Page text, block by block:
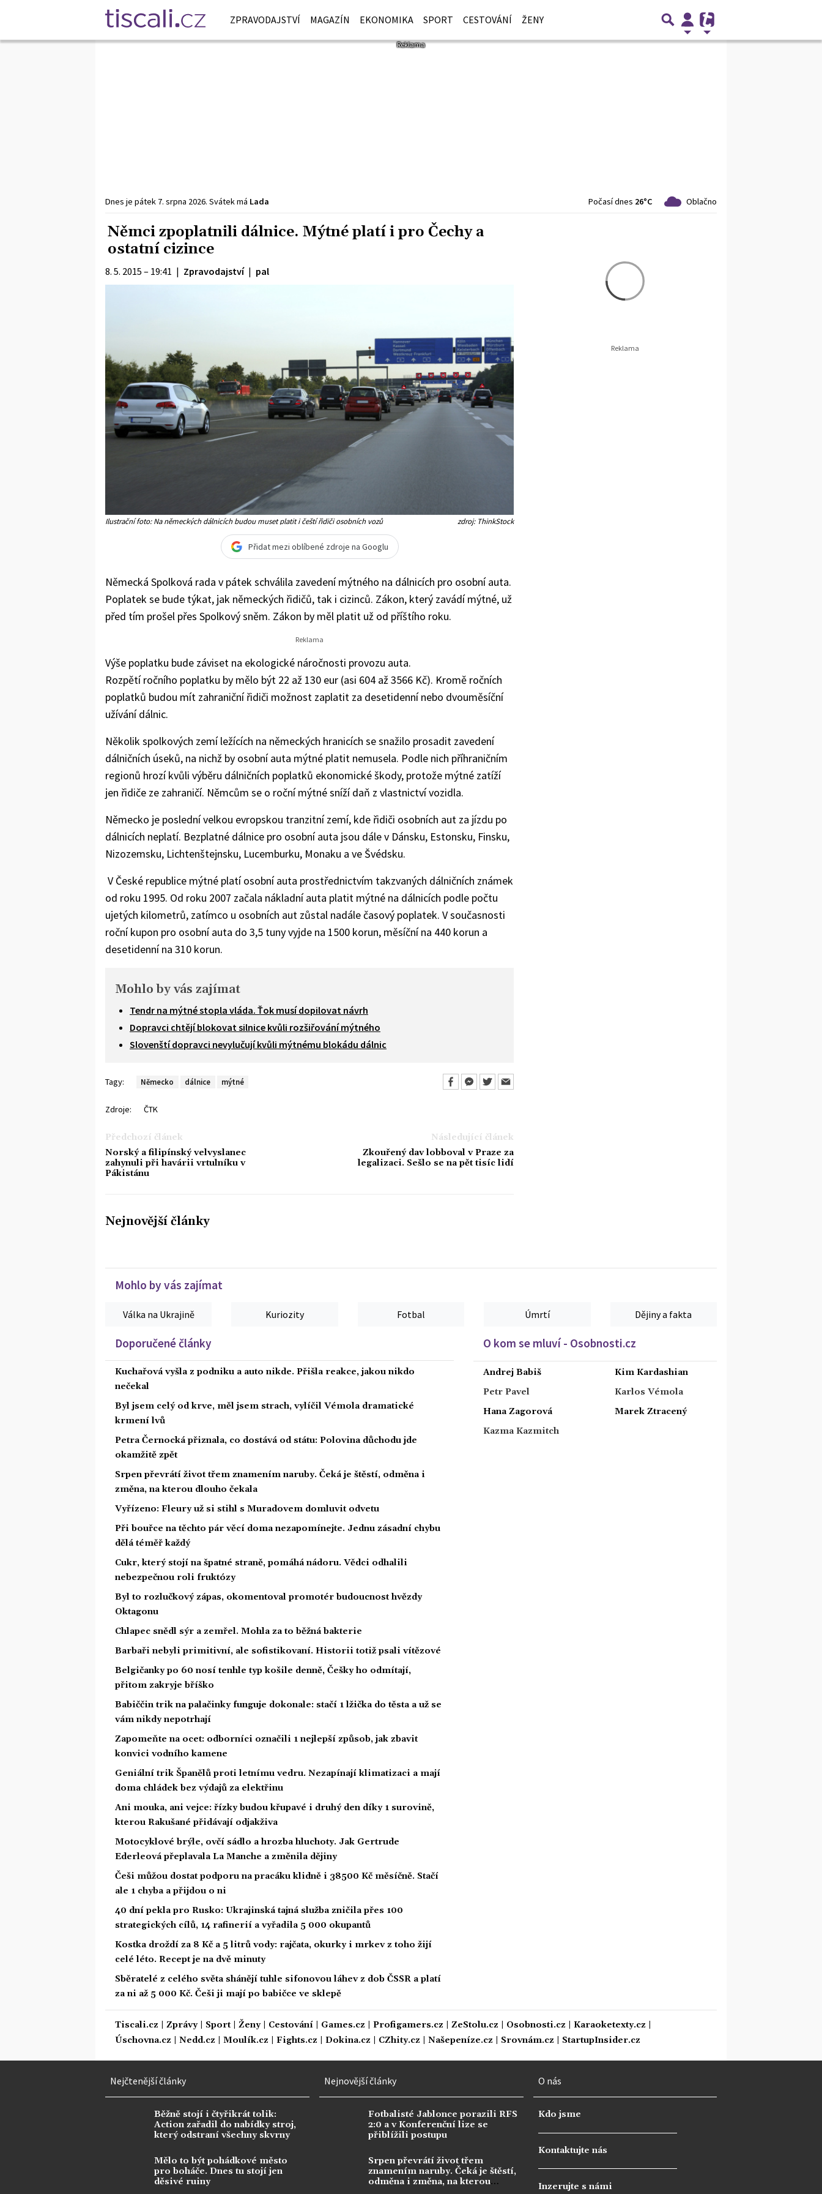
ZPRAVODAJSTVÍ MAGAZÍN EKONOMIKA SPORT CESTOVÁNÍ ŽENY
Dnes je pátek 7. srpna 2026. Svátek má Lada Počasí dnes 26°C Oblačno
Němci zpoplatnili dálnice. Mýtné platí i pro Čechy a
ostatní cizince
8. 5. 2015 – 19:41 | Zpravodajství | pal
Ilustrační foto: Na německých dálnicích budou muset platit i čeští řidiči osobních vozů zdroj: ThinkStock
Přidat mezi oblíbené zdroje na Googlu
Německá Spolková rada v pátek schválila zavedení mýtného na dálnicích pro osobní auta.
Poplatek se bude týkat, jak německých řidičů, tak i cizinců. Zákon, který zavádí mýtné, už
před tím prošel přes Spolkový sněm. Zákon by měl platit už od příštího roku.
Výše poplatku bude záviset na ekologické náročnosti provozu auta.
Rozpětí ročního poplatku by mělo být 22 až 130 eur (asi 604 až 3566 Kč). Kromě ročních
poplatků budou mít zahraniční řidiči možnost zaplatit za desetidenní nebo dvouměsíční
užívání dálnic.
Několik spolkových zemí ležících na německých hranicích se snažilo prosadit zavedení
dálničních úseků, na nichž by osobní auta mýtné platit nemusela. Podle nich příhraničním
regionů hrozí kvůli výběru dálničních poplatků ekonomické škody, protože mýtné zatíží
jen řidiče ze zahraničí. Němcům se o roční mýtné sníží daň z vlastnictví vozidla.
Německo je poslední velkou evropskou tranzitní zemí, kde řidiči osobních aut za jízdu po
dálnicích neplatí. Bezplatné dálnice pro osobní auta jsou dále v Dánsku, Estonsku, Finsku,
Nizozemsku, Lichtenštejnsku, Lucemburku, Monaku a ve Švédsku.
V České republice mýtné platí osobní auta prostřednictvím takzvaných dálničních známek
od roku 1995. Od roku 2007 začala nákladní auta platit mýtné na dálnicích podle počtu
ujetých kilometrů, zatímco u osobních aut zůstal nadále časový poplatek. V současnosti
roční kupon pro osobní auta do 3,5 tuny vyjde na 1500 korun, měsíční na 440 korun a
desetidenní na 310 korun.
Mohlo by vás zajímat
Tendr na mýtné stopla vláda. Ťok musí dopilovat návrh
Dopravci chtějí blokovat silnice kvůli rozšiřování mýtného
Slovenští dopravci nevylučují kvůli mýtnému blokádu dálnic
Tagy: Německo dálnice mýtné
Zdroje: ČTK
Předchozí článek
Norský a filipínský velvyslanec
zahynuli při havárii vrtulníku v
Pákistánu
Následující článek
Zkouřený dav lobboval v Praze za
legalizaci. Sešlo se na pět tisíc lidí
Nejnovější články
Mohlo by vás zajímat
Válka na Ukrajině Kuriozity Fotbal Úmrtí Dějiny a fakta
Doporučené články
Kuchařová vyšla z podniku a auto nikde. Přišla reakce, jakou nikdo
nečekal
Byl jsem celý od krve, měl jsem strach, vylíčil Vémola dramatické
krmení lvů
Petra Černocká přiznala, co dostává od státu: Polovina důchodu jde
okamžitě zpět
Srpen převrátí život třem znamením naruby. Čeká je štěstí, odměna i
změna, na kterou dlouho čekala
Vyřízeno: Fleury už si stihl s Muradovem domluvit odvetu
Při bouřce na těchto pár věcí doma nezapomínejte. Jednu zásadní chybu
dělá téměř každý
Cukr, který stojí na špatné straně, pomáhá nádoru. Vědci odhalili
nebezpečnou roli fruktózy
Byl to rozlučkový zápas, okomentoval promotér budoucnost hvězdy
Oktagonu
Chlapec snědl sýr a zemřel. Mohla za to běžná bakterie
Barbaři nebyli primitivní, ale sofistikovaní. Historii totiž psali vítězové
Belgičanky po 60 nosí tenhle typ košile denně, Češky ho odmítají,
přitom zakryje bříško
Babiččin trik na palačinky funguje dokonale: stačí 1 lžička do těsta a už se
vám nikdy nepotrhají
Zapomeňte na ocet: odborníci označili 1 nejlepší způsob, jak zbavit
konvici vodního kamene
Geniální trik Španělů proti letnímu vedru. Nezapínají klimatizaci a mají
doma chládek bez výdajů za elektřinu
Ani mouka, ani vejce: řízky budou křupavé i druhý den díky 1 surovině,
kterou Rakušané přidávají odjakživa
Motocyklové brýle, ovčí sádlo a hrozba hluchoty. Jak Gertrude
Ederleová přeplavala La Manche a změnila dějiny
Češi můžou dostat podporu na pracáku klidně i 38500 Kč měsíčně. Stačí
ale 1 chyba a přijdou o ni
40 dní pekla pro Rusko: Ukrajinská tajná služba zničila přes 100
strategických cílů, 14 rafinerií a vyřadila 5 000 okupantů
Kostka droždí za 8 Kč a 5 litrů vody: rajčata, okurky i mrkev z toho žijí
celé léto. Recept je na dvě minuty
Sběratelé z celého světa shánějí tuhle sifonovou láhev z dob ČSSR a platí
za ni až 5 000 Kč. Češi ji mají po babičce ve sklepě
O kom se mluví - Osobnosti.cz
Andrej Babiš
Petr Pavel
Hana Zagorová
Kazma Kazmitch
Kim Kardashian
Karlos Vémola
Marek Ztracený
Tiscali.cz Zprávy| Sport| Ženy| Cestování Games.cz Profigamers.cz ZeStolu.cz Osobnosti.cz Karaoketexty.cz
Úschovna.cz
Nedd.cz Moulík.cz Fights.cz Dokina.cz CZhity.cz Našepeníze.cz Srovnám.cz StartupInsider.cz
Nejčtenější články
Běžně stojí i čtyřikrát tolik:
Action zařadil do nabídky stroj,
který odstraní všechny skvrny
Mělo to být pohádkové město
pro boháče. Dnes tu stojí jen
děsivé ruiny
Nejnovější články
Fotbalisté Jablonce porazili RFS
2:0 a v Konferenční lize se
přiblížili postupu
Srpen převrátí život třem
znamením naruby. Čeká je štěstí,
odměna i změna, na kterou
O nás
Kdo jsme
Kontaktujte nás
Inzerujte s námi